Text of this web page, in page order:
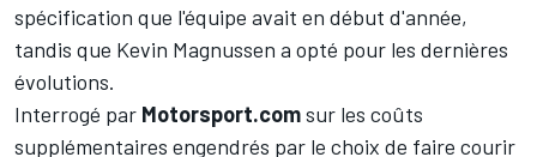
spécification que l'équipe avait en début d'année,
tandis que Kevin Magnussen a opté pour les dernières
évolutions.
Interrogé par Motorsport.comsur les coûts
supplémentaires engendrés par le choix de faire courir